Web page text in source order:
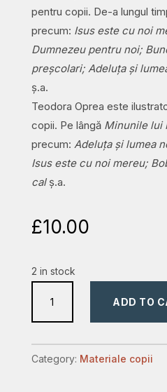
pentru copii. De-a lungul
precum: Isus este cu noi
Dumnezeu pentru noi;
preșcolari; Adeluța și
ș.a.
Teodora Oprea este
copii. Pe lângă Minunile lui
precum: Adeluța și lumea
Isus este cu noi mereu;
calș.a.
£10.00
2 in stock
quantity
ADD TO
Category: Materiale copii